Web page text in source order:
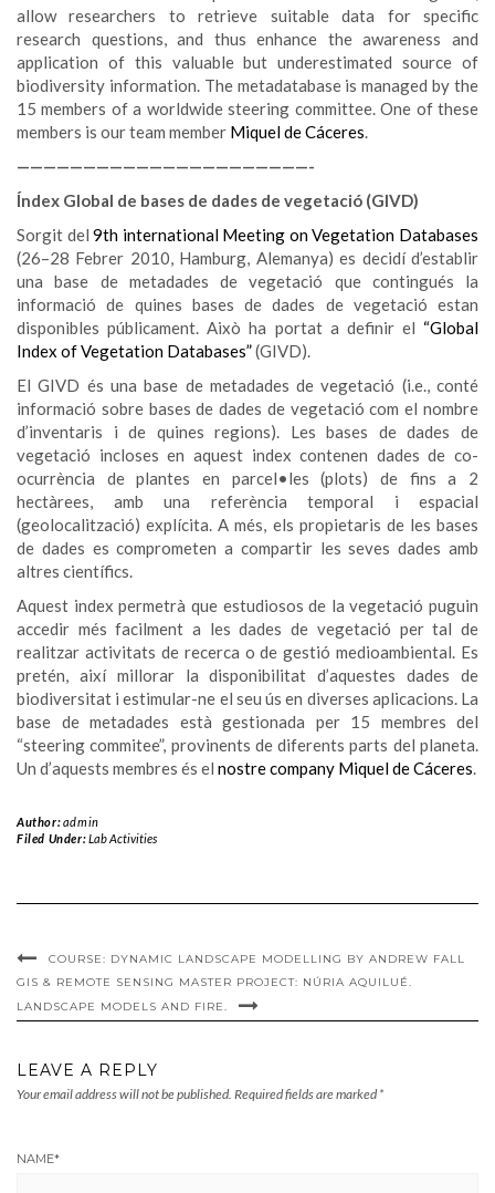
allow researchers to retrieve suitable data for specific
research questions, and thus enhance the awareness and
application of this valuable but underestimated source of
biodiversity information. The metadatabase is managed by the
15 members of a worldwide steering committee. One of these
members is our team member Miquel de Cáceres.
——————————————————————-
Índex Global de bases de dades de vegetació (GIVD)
Sorgit del9th international Meeting on Vegetation Databases
(26–28 Febrer 2010, Hamburg, Alemanya) es decidí d’establir
una base de metadades de vegetació que contingués la
informació de quines bases de dades de vegetació estan
disponibles públicament. Això ha portat a definir el “Global
Index of Vegetation Databases”(GIVD).
El GIVD és una base de metadades de vegetació (i.e., conté
informació sobre bases de dades de vegetació com el nombre
d’inventaris i de quines regions). Les bases de dades de
vegetació incloses en aquest index contenen dades de co-
ocurrència de plantes en parcel•les (plots) de fins a 2
hectàrees, amb una referència temporal i espacial
(geolocalització) explícita. A més, els propietaris de les bases
de dades es comprometen a compartir les seves dades amb
altres científics.
Aquest index permetrà que estudiosos de la vegetació puguin
accedir més facilment a les dades de vegetació per tal de
realitzar activitats de recerca o de gestió medioambiental. Es
pretén, així millorar la disponibilitat d’aquestes dades de
biodiversitat i estimular-ne el seu ús en diverses aplicacions. La
base de metadades està gestionada per 15 membres del
“steering commitee”, provinents de diferents parts del planeta.
Un d’aquests membres és el nostre company Miquel de Cáceres.
Author:admin
Filed Under:Lab Activities
COURSE: DYNAMIC LANDSCAPE MODELLING BY ANDREW FALL
GIS & REMOTE SENSING MASTER PROJECT: NÚRIA AQUILUÉ.
LANDSCAPE MODELS AND FIRE.
LEAVE A REPLY
Your email address will not be published. Required fields are marked *
NAME*